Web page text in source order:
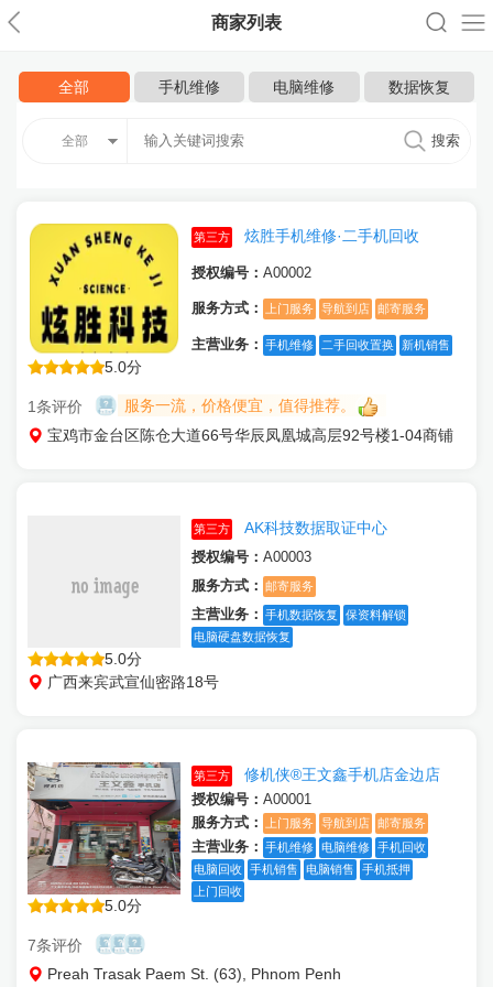
商家列表
全部 手机维修 电脑维修 数据恢复
全部
5.0分
第三方 炫胜手机维修·二手机回收
授权编号：A00002
服务方式： 上门服务 导航到店 邮寄服务
主营业务： 手机维修 二手回收置换 新机销售
1条评价
服务一流，价格便宜，值得推荐。
宝鸡市金台区陈仓大道66号华辰凤凰城高层92号楼1-04商铺
5.0分
第三方 AK科技数据取证中心
授权编号：A00003
服务方式：
邮寄服务
主营业务： 手机数据恢复
保资料解锁
电脑硬盘数据恢复
广西来宾武宣仙密路18号
5.0分
第三方 修机侠®王文鑫手机店金边店
授权编号：A00001
服务方式：
上门服务 导航到店 邮寄服务
主营业务： 手机维修 电脑维修
手机回收
电脑回收
手机销售 电脑销售
手机抵押
上门回收
7条评价
Preah Trasak Paem St. (63), Phnom Penh